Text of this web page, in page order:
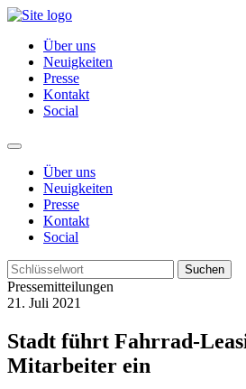
Über uns
Neuigkeiten
Presse
Kontakt
Social
Über uns
Neuigkeiten
Presse
Kontakt
Social
Suchen
Pressemitteilungen
21. Juli 2021
Stadt führt Fahrrad-
Mitarbeiter ein